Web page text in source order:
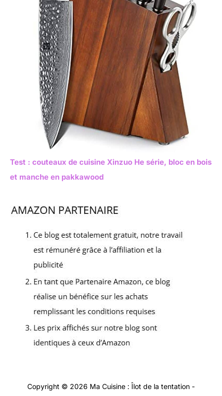
Test : couteaux de cuisine Xinzuo He série, bloc en bois
et manche en pakkawood
Copyright © 2026 Ma Cuisine : Îlot de la tentation -